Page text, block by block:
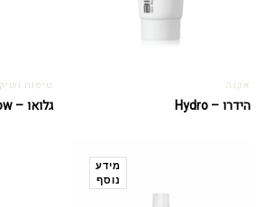
אקנה
הידרו – Hydro
טיפוח
גלואו – Glow
מידע
נוסף